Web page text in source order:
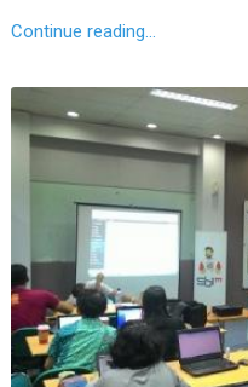
Continue reading...